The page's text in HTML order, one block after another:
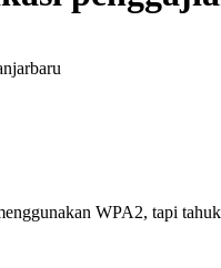
WPA2, tapi